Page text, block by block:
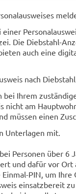
Die Diebstahl-
auch eine
nach
bei Ihrem
nicht am
müssen einen
Unterlagen mit.
Personen über 6
und dafür vor Ort
PIN, um
einsatzbereit